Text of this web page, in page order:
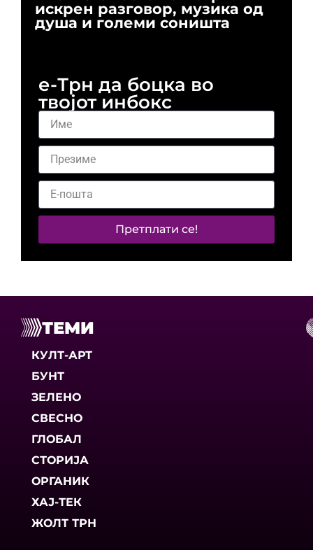
искрен разговор, музика од
душа и големи соништа
е-Трн да боцка во
твојот инбокс
Претплати се!
ТЕМИ
КУЛТ-АРТ
БУНТ
ЗЕЛЕНО
СВЕСНО
ГЛОБАЛ
СТОРИЈА
ОРГАНИК
ХАЈ-ТЕК
ЖОЛТ ТРН